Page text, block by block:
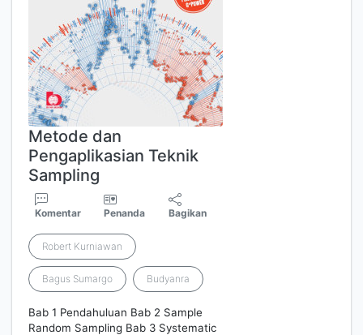
Metode dan
Pengaplikasian Teknik
Sampling
Komentar Penanda Bagikan
Robert Kurniawan
Bagus Sumargo Budyanra
Bab 1 Pendahuluan Bab 2 Sample
Random Sampling Bab 3 Systematic